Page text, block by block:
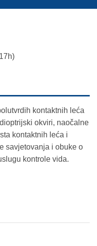
kontaktnih leća
okviri, naočalne
kontaktnih leća i
savjetovanja i obuke o
kontrole vida.